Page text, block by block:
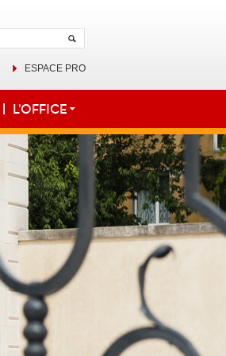
ESPACE PRO
L’OFFICE